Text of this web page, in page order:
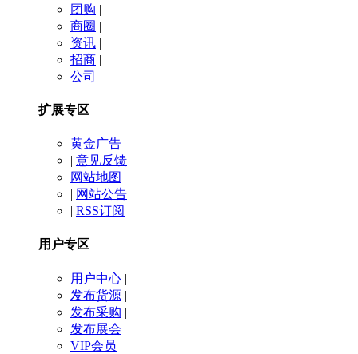
团购 |
商圈 |
资讯 |
招商 |
公司
扩展专区
黄金广告
| 意见反馈
网站地图
| 网站公告
| RSS订阅
用户专区
用户中心 |
发布货源 |
发布采购 |
发布展会
VIP会员